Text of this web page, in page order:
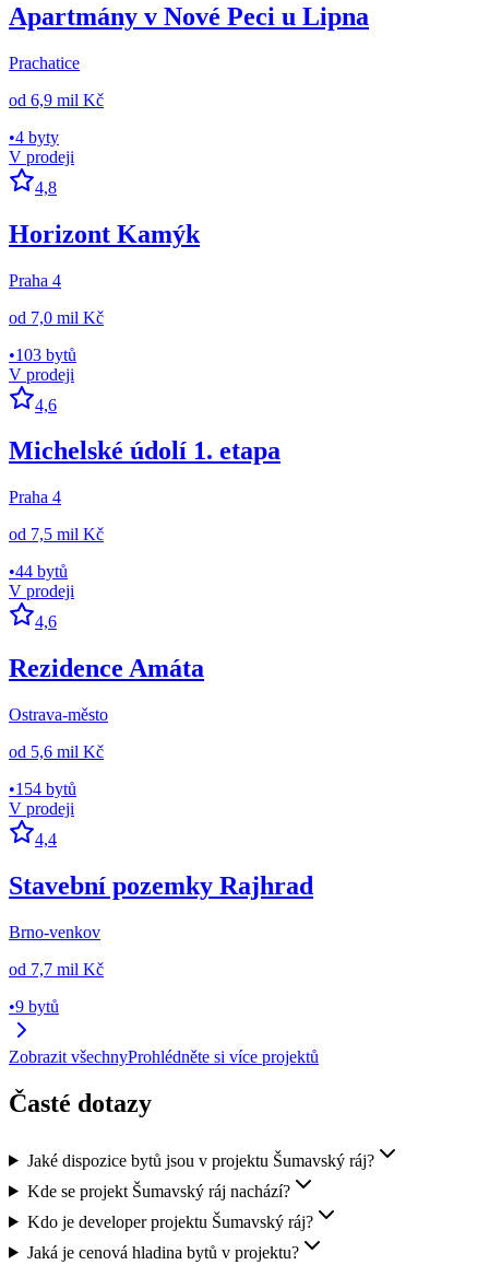
Apartmány v Nové Peci u Lipna
Prachatice
od 6,9 mil Kč
•4 byty
V prodeji
4,8
Horizont Kamýk
Praha 4
od 7,0 mil Kč
•103 bytů
V prodeji
4,6
Michelské údolí 1. etapa
Praha 4
od 7,5 mil Kč
•44 bytů
V prodeji
4,6
Rezidence Amáta
Ostrava-město
od 5,6 mil Kč
•154 bytů
V prodeji
4,4
Stavební pozemky Rajhrad
Brno-venkov
od 7,7 mil Kč
•9 bytů
Zobrazit všechnyProhlédněte si více projektů
Časté dotazy
Jaké dispozice bytů jsou v projektu Šumavský ráj?
Kde se projekt Šumavský ráj nachází?
Kdo je developer projektu Šumavský ráj?
Jaká je cenová hladina bytů v projektu?